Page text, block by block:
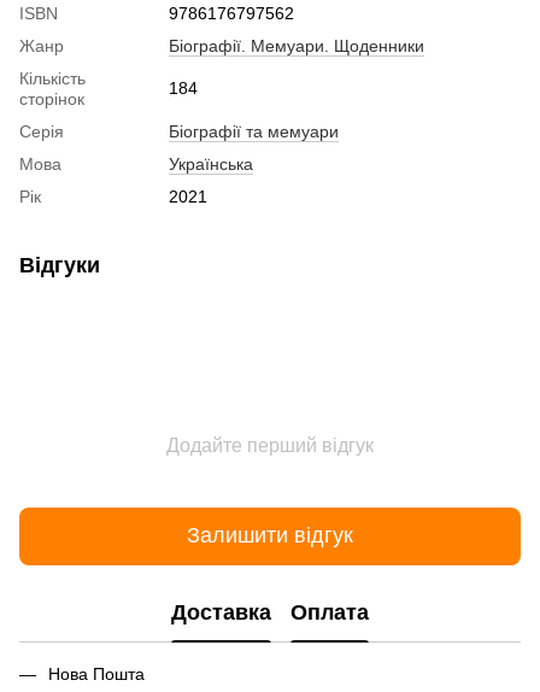
ISBN
9786176797562
Жанр
Біографії. Мемуари. Щоденники
Кількість
сторінок
184
Серія
Біографії та мемуари
Мова
Українська
Рік
2021
Відгуки
Додайте перший відгук
Залишити відгук
Доставка Оплата
Нова Пошта